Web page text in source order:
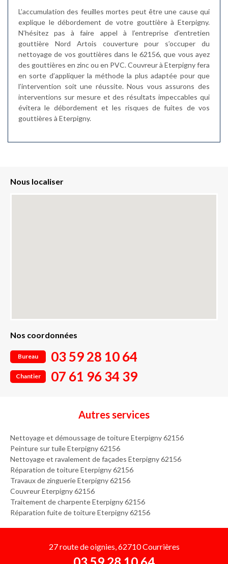
L’accumulation des feuilles mortes peut être une cause qui
explique le débordement de votre gouttière à Eterpigny.
N’hésitez pas à faire appel à l’entreprise d’entretien
gouttière Nord Artois couverture pour s’occuper du
nettoyage de vos gouttières dans le 62156, que vous ayez
des gouttières en zinc ou en PVC. Couvreur à Eterpigny fera
en sorte d’appliquer la méthode la plus adaptée pour que
l’intervention soit une réussite. Nous vous assurons des
interventions sur mesure et des résultats impeccables qui
évitera le débordement et les risques de fuites de vos
gouttières à Eterpigny.
Nous localiser
Nos coordonnées
Bureau 03 59 28 10 64
Chantier 07 61 96 34 39
Autres services
Nettoyage et démoussage de toiture Eterpigny 62156
Peinture sur tuile Eterpigny 62156
Nettoyage et ravalement de façades Eterpigny 62156
Réparation de toiture Eterpigny 62156
Travaux de zinguerie Eterpigny 62156
Couvreur Eterpigny 62156
Traitement de charpente Eterpigny 62156
Réparation fuite de toiture Eterpigny 62156
27 route de oignies, 62710 Courrières